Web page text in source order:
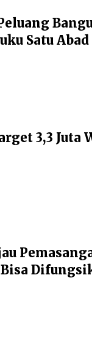
Satu Abad
3,3 Juta